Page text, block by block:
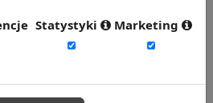
Statystyki Marketing